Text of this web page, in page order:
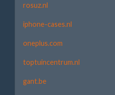
rosuz.nl
iphone-cases.nl
oneplus.com
toptuincentrum.nl
gant.be